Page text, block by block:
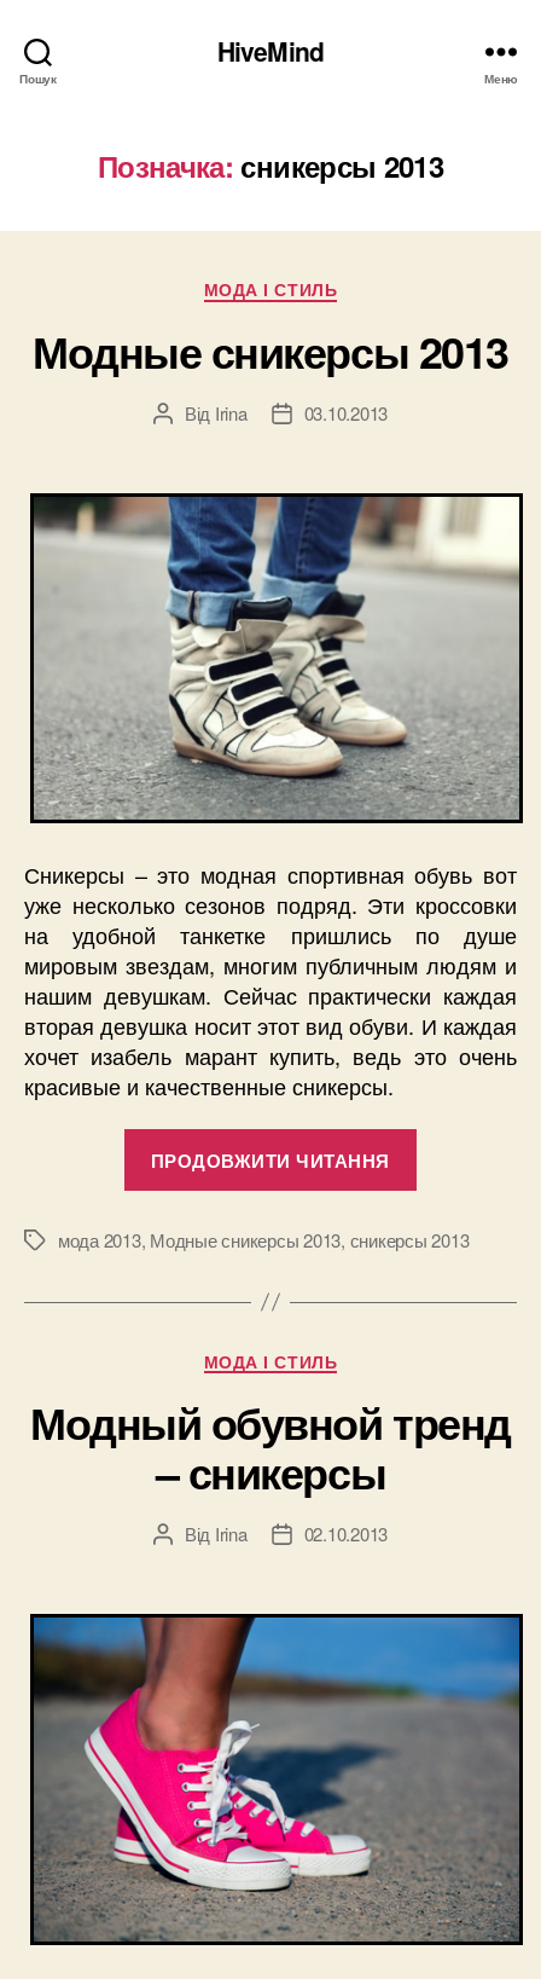
Пошук
HiveMind
Меню
Позначка: сникерсы 2013
Категорії
МОДА І СТИЛЬ
Модные сникерсы 2013
Автор
Від Irina
Дата03.10.2013
Сникерсы – это модная спортивная обувь вот
уже несколько сезонов подряд. Эти кроссовки
на удобной танкетке пришлись по душе
мировым звездам, многим публичным людям и
нашим девушкам. Сейчас практически каждая
вторая девушка носит этот вид обуви. И каждая
хочет изабель марант купить, ведь это очень
красивые и качественные сникерсы.
ПРОДОВЖИТИ ЧИТАННЯ
Позначкимода 2013, Модные сникерсы 2013, сникерсы 2013
Категорії
МОДА І СТИЛЬ
Модный обувной тренд
– сникерсы
Автор
Від Irina
Дата02.10.2013